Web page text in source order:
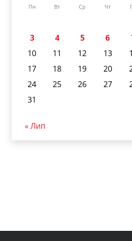
Пн Вт Ср Чт
3
4 5 6
10
11 12 13
17
18 19 20
24
25 26 27
31
« Лип